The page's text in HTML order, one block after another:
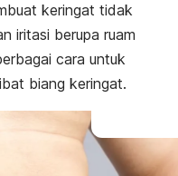
keringat tidak
iritasi berupa ruam
cara untuk
biang keringat.